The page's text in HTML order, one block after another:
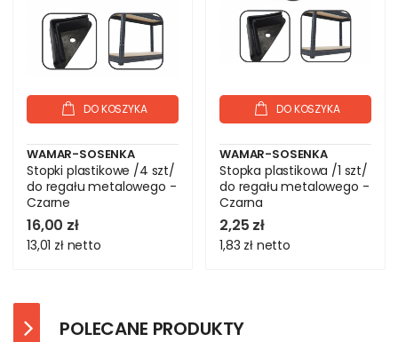
DO KOSZYKA
WAMAR-SOSENKA
Stopki plastikowe /4 szt/
do regału metalowego -
Czarne
16,00 zł
13,01 zł netto
DO KOSZYKA
WAMAR-SOSENKA
Stopka plastikowa /1 szt/
do regału metalowego -
Czarna
2,25 zł
1,83 zł netto
POLECANE PRODUKTY